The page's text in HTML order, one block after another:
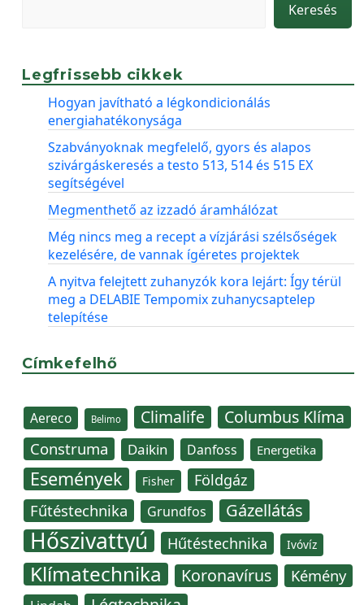
Keresés
Legfrissebb cikkek
Hogyan javítható a légkondicionálás
energiahatékonysága
Szabványoknak megfelelő, gyors és alapos
szivárgáskeresés a testo 513, 514 és 515 EX
segítségével
Megmenthető az izzadó áramhálózat
Még nincs meg a recept a vízjárási szélsőségek
kezelésére, de vannak ígéretes projektek
A nyitva felejtett zuhanyzók kora lejárt: Így térül
meg a DELABIE Tempomix zuhanycsaptelep
telepítése
Címkefelhő
Aereco Belimo Climalife Columbus Klíma
Construma Daikin Danfoss Energetika
Események Fisher Földgáz
Fűtéstechnika Grundfos Gázellátás
Hőszivattyú Hűtéstechnika Ivóvíz
Klímatechnika Koronavírus Kémény